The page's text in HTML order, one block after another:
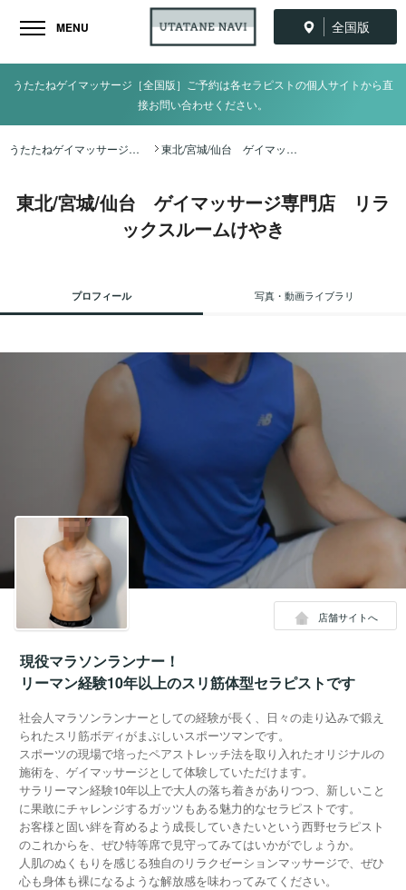
全国版
MENU
うたたねゲイマッサージ［全国版］ご予約は各セラピストの個人サイトから直
接お問い合わせください。
うたたねゲイマッサージ全国ナビ TOP 東北/宮城/仙台 ゲイマッサージ専門店 リラックスルームけやき
東北/宮城/仙台 ゲイマッサージ専門店 リラ
ックスルームけやき
プロフィール 写真・動画ライブラリ
店舗サイトへ
現役マラソンランナー！
リーマン経験10年以上のスリ筋体型セラピストです
社会人マラソンランナーとしての経験が長く、日々の走り込みで鍛え
られたスリ筋ボディがまぶしいスポーツマンです。
スポーツの現場で培ったペアストレッチ法を取り入れたオリジナルの
施術を、ゲイマッサージとして体験していただけます。
サラリーマン経験10年以上で大人の落ち着きがありつつ、新しいこと
に果敢にチャレンジするガッツもある魅力的なセラピストです。
お客様と固い絆を育めるよう成長していきたいという西野セラピスト
のこれからを、ぜひ特等席で見守ってみてはいかがでしょうか。
人肌のぬくもりを感じる独自のリラクゼーションマッサージで、ぜひ
心も身体も裸になるような解放感を味わってみてください。